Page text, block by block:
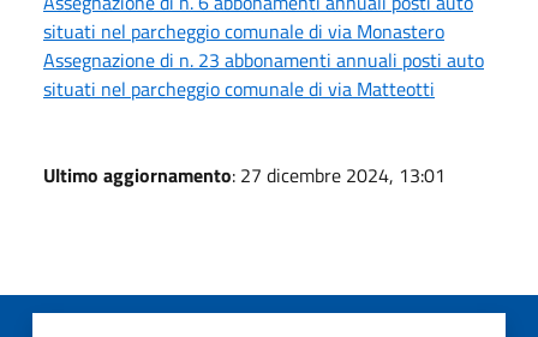
situati nel parcheggio comunale di via Monastero
Assegnazione di n. 23 abbonamenti annuali posti auto
situati nel parcheggio comunale di via Matteotti
Ultimo aggiornamento: 27 dicembre 2024, 13:01